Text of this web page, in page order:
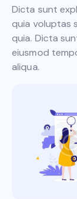
Dicta sunt
quia voluptas
quia. Dicta
eiusmod
aliqua.